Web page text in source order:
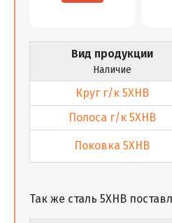
Вид продукции
Наличие
Круг г/к 5ХНВ
Полоса г/к 5ХНВ
Поковка 5ХНВ
Так же сталь 5ХНВ